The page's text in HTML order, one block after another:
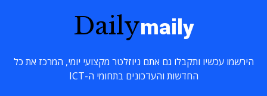
Dailymaily
הירשמו עכשיו ותקבלו גם אתם ניוזלטר מקצועי יומי, המרכז את כל
החדשות והעדכונים בתחומי ה-ICT